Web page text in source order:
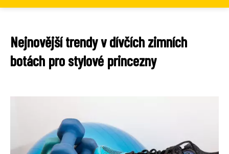
Nejnovější trendy v dívčích zimních
botách pro stylové princezny